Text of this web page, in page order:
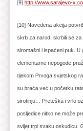
[9] http://www.sarajevo-
[10] Navedena akcija
skrb za narod, skrbili se za
siromašni i ispaćeni puk. U
elementarne nepogode
tijekom Prvoga svjetskog
su braća već u početku
sirotinju… Preteška i vrlo
posljedice nitko ne može
svijet trpi svaku oskudicu.